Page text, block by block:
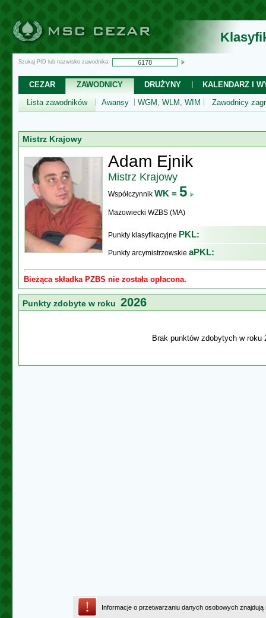
Szukaj PID lub nazwisko zawodnika:
CEZAR ZAWODNICY DRUŻYNY
KALENDARZ I
Lista zawodników
Awansy WGM, WLM, WIM Zawodnicy
Mistrz Krajowy
Adam Ejnik
Mistrz Krajowy
Współczynnik WK = 5
Mazowiecki WZBS (MA)
Punkty klasyfikacyjne PKL:
Punkty arcymistrzowskie aPKL:
Bieżąca składka PZBS nie została opłacona.
Punkty zdobyte w roku 2026
Brak punktów zdobytych w roku
Informacje o przetwarzaniu danych osobowych